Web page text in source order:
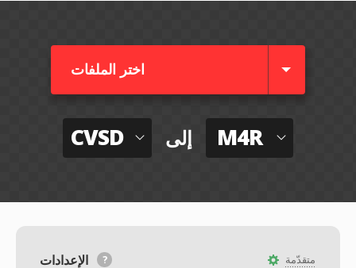
اختر الملفات
CVSD إلى M4R
متقدّمة